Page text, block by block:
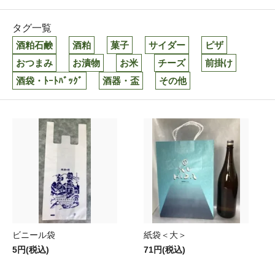
タグ一覧
酒粕石鹸
酒粕 菓子 サイダー
ピザ
おつまみ
お漬物 お米 チーズ
前掛け
酒袋・ﾄｰﾄﾊﾞｯｸﾞ
酒器・盃 その他
ビニール袋
5円(税込)
紙袋＜大＞
71円(税込)